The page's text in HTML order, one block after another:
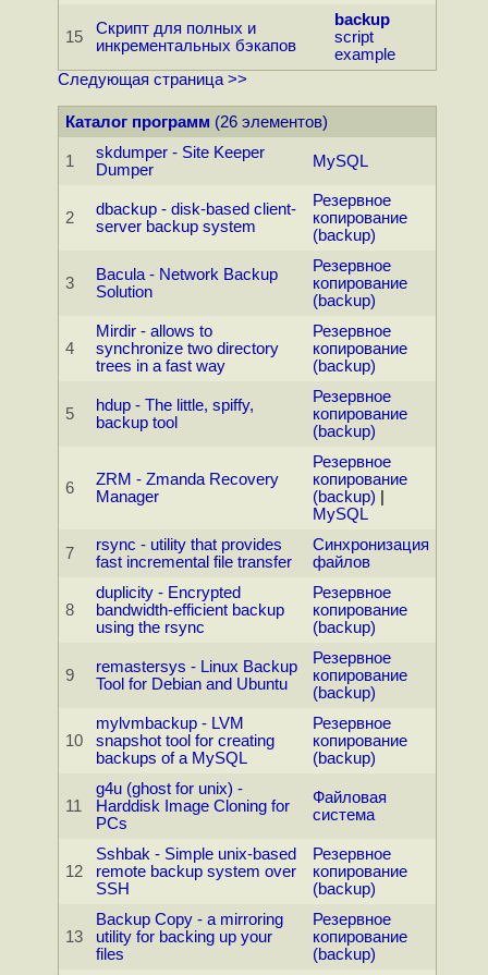
15
Скpипт для полных и
инкpементальных бэкапов
backup
script
example
Следующая страница >>
Каталог программ (26 элементов)
1
skdumper - Site Keeper
Dumper
MySQL
2
dbackup - disk-based client-
server backup system
Резервное
копирование
(backup)
3
Bacula - Network Backup
Solution
Резервное
копирование
(backup)
4
Mirdir - allows to
synchronize two directory
trees in a fast way
Резервное
копирование
(backup)
5
hdup - The little, spiffy,
backup tool
Резервное
копирование
(backup)
6
ZRM - Zmanda Recovery
Manager
Резервное
копирование
(backup)
MySQL
7
rsync - utility that provides
fast incremental file transfer
Синхронизация
файлов
8
duplicity - Encrypted
bandwidth-efficient backup
using the rsync
Резервное
копирование
(backup)
9
remastersys - Linux Backup
Tool for Debian and Ubuntu
Резервное
копирование
(backup)
10
mylvmbackup - LVM
snapshot tool for creating
backups of a MySQL
Резервное
копирование
(backup)
11
g4u (ghost for unix) -
Harddisk Image Cloning for
PCs
Файловая
система
12
Sshbak - Simple unix-based
remote backup system over
SSH
Резервное
копирование
(backup)
13
Backup Copy - a mirroring
utility for backing up your
files
Резервное
копирование
(backup)